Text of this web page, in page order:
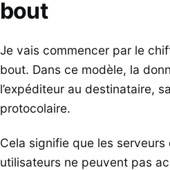
bout
Je vais commencer par le
bout. Dans ce modèle, la
l’expéditeur au destinataire,
protocolaire.
Cela signifie que les serveurs
utilisateurs ne peuvent pas